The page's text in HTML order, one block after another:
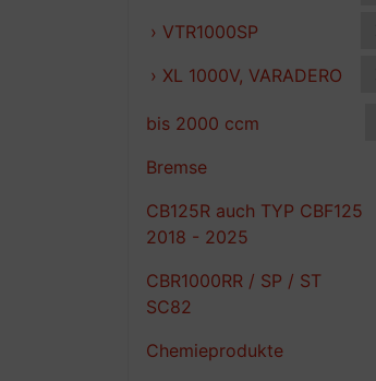
› VTR1000SP
› XL 1000V, VARADERO
bis 2000 ccm
Bremse
CB125R auch TYP CBF125
2018 - 2025
CBR1000RR / SP / ST
SC82
Chemieprodukte